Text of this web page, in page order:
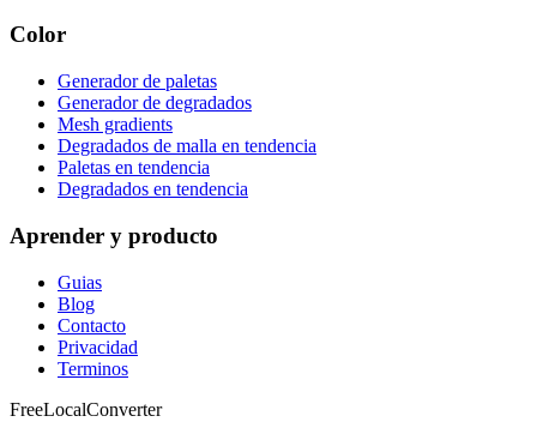
Color
Generador de paletas
Generador de degradados
Mesh gradients
Degradados de malla en tendencia
Paletas en tendencia
Degradados en tendencia
Aprender y producto
Guias
Blog
Contacto
Privacidad
Terminos
FreeLocalConverter